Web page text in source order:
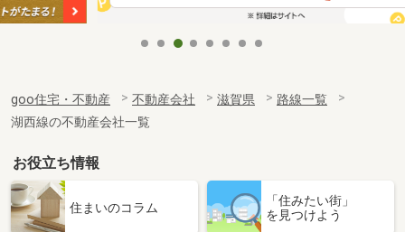
goo住宅・不動産 不動産会社 滋賀県
路線一覧
湖西線の不動産会社一覧
お役立ち情報
住まいのコラム
「住みたい街」
を見つけよう